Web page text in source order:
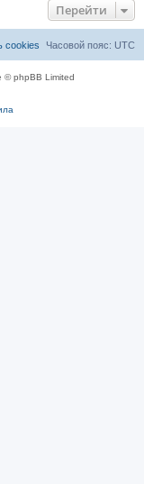
Перейти
Часовой пояс: UTC
cookies
© phpBB Limited